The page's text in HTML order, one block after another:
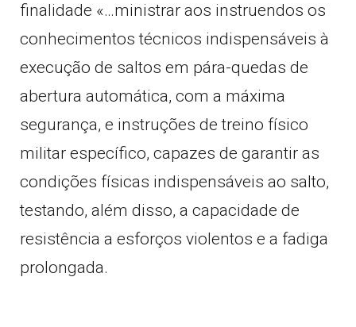
finalidade «…ministrar aos instruendos os
conhecimentos técnicos indispensáveis à
execução de saltos em pára-quedas de
abertura automática, com a máxima
segurança, e instruções de treino físico
militar específico, capazes de garantir as
condições físicas indispensáveis ao salto,
testando, além disso, a capacidade de
resistência a esforços violentos e a fadiga
prolongada.